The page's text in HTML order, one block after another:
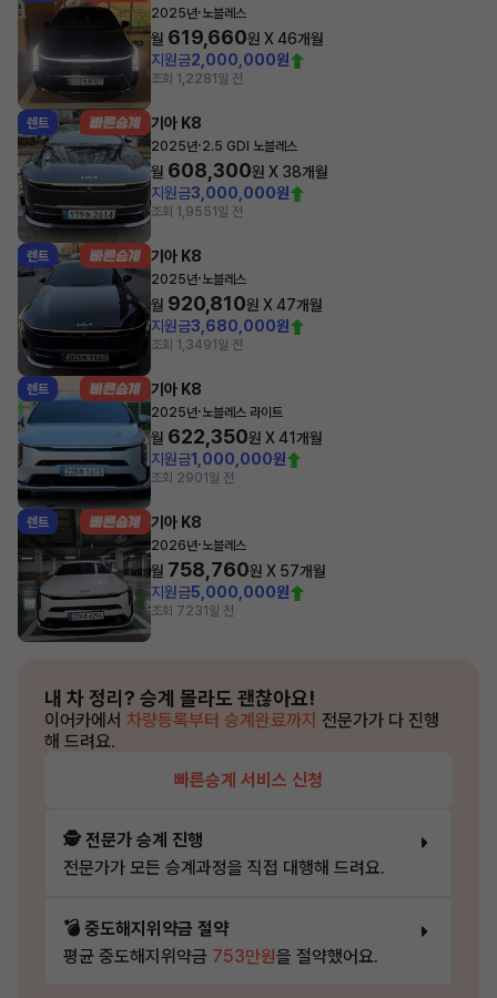
2025년·노블레스
월 619,660원 X46개월
지원금2,000,000원
조회 1,2281일 전
렌트 기아 K8
2025년·2.5 GDI 노블레스
월 608,300원 X 38개월
지원금3,000,000원
조회 1,9551일 전
렌트 기아 K8
2025년·노블레스
월 920,810원 X47개월
지원금3,680,000원
조회 1,3491일 전
렌트 기아 K8
2025년·노블레스 라이트
월 622,350원 X41개월
지원금1,000,000원
조회 2901일 전
렌트 기아 K8
2026년·노블레스
월 758,760원 X 57개월
지원금5,000,000원
조회 7231일 전
내 차 정리? 승계 몰라도 괜찮아요!
이어카에서 차량등록부터 승계완료까지 전문가가 다 진행
해 드려요.
빠른승계 서비스 신청
🕵️ 전문가 승계 진행
전문가가 모든 승계과정을 직접 대행해 드려요.
💣 중도해지위약금 절약
평균 중도해지위약금 753만원을 절약했어요.